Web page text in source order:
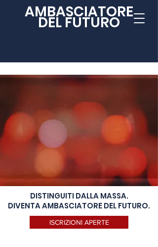
AMBASCIATORE
DEL FUTURO
DISTINGUITI DALLA MASSA.
DIVENTA AMBASCIATORE DEL FUTURO.
ISCRIZIONI APERTE